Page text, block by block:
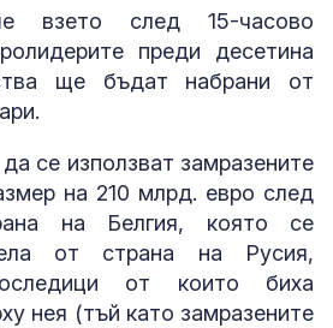
взето след 15-часово
преди десетина
ще бъдат набрани от
се използват замразените
на 210 млрд. евро след
на Белгия, която се
от страна на Русия,
от които биха
нея (тъй като замразените